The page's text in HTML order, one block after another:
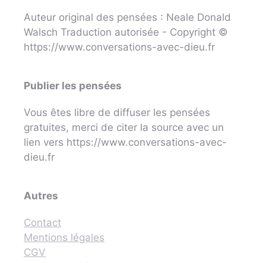
Auteur original des pensées : Neale Donald
Walsch Traduction autorisée - Copyright ©
https://www.conversations-avec-dieu.fr
Publier les pensées
Vous êtes libre de diffuser les pensées
gratuites, merci de citer la source avec un
lien vers https://www.conversations-avec-
dieu.fr
Autres
Contact
Mentions légales
CGV